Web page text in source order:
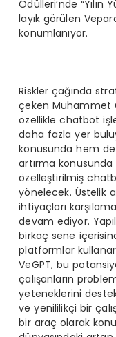
Ödülleri’nde “Yılın
layık görülen
konumlanıyor.
Riskler çağında
çeken Muhammet
özellikle chatbot
daha fazla yer
konusunda hem
artırma
özelleştirilmiş
yönelecek. Üstelik
ihtiyaçları
devam ediyor.
birkaç sene
platformlar
VeGPT, bu
çalışanların
yeteneklerini
ve yenililikçi bir
bir araç olarak